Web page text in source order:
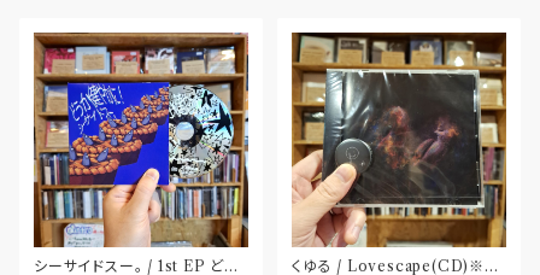
シーサイドスー。 / 1st EP どう
くゆる / Lovescape(CD)※特